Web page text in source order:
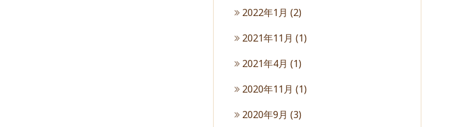
2022年1月 (2)
2021年11月 (1)
2021年4月 (1)
2020年11月 (1)
2020年9月 (3)